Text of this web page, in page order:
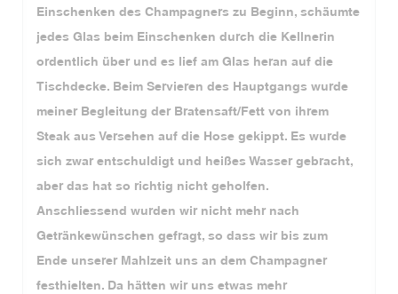
Einschenken des Champagners zu Beginn, schäumte
jedes Glas beim Einschenken durch die Kellnerin
ordentlich über und es lief am Glas heran auf die
Tischdecke. Beim Servieren des Hauptgangs wurde
meiner Begleitung der Bratensaft/Fett von ihrem
Steak aus Versehen auf die Hose gekippt. Es wurde
sich zwar entschuldigt und heißes Wasser gebracht,
aber das hat so richtig nicht geholfen.
Anschliessend wurden wir nicht mehr nach
Getränkewünschen gefragt, so dass wir bis zum
Ende unserer Mahlzeit uns an dem Champagner
festhielten. Da hätten wir uns etwas mehr